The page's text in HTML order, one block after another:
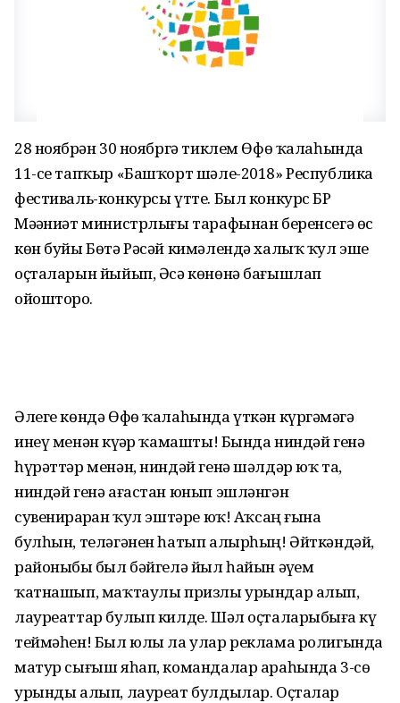
28 ноябрҙән 30 ноябргә тиклем Өфө ҡалаһында
11-се тапҡыр «Башҡорт шәле-2018» Республика
фестиваль-конкурсы үтте. Был конкурс БР
Мәҙәниәт министрлығы тарафынан беренсегә өс
көн буйы Бөтә Рәсәй кимәлендә халыҡ ҡул эше
оҫталарын йыйып, Әсә көнөнә бағышлап
ойошторҙо.
Әлеге көндә Өфө ҡалаһында үткән күргәҙмәгә
инеү менән күҙҙәр ҡамашты! Бында ниндәй генә
һүрәттәр менән, ниндәй генә шәлдәр юҡ та,
ниндәй генә ағастан юнып эшләнгән
сувенирҙарҙан ҡул эштәре юҡ! Аҡсаң ғына
булһын, теләгәнен һатып алырһың! Әйткәндәй,
районыбыҙ был бәйгелә йыл һайын әүҙем
ҡатнашып, маҡтаулы призлы урындар алып,
лауреаттар булып килде. Шәл оҫталарыбыҙға күҙ
теймәһен! Был юлы ла улар реклама ролигында
матур сығыш яһап, командалар араһында 3-сө
урынды алып, лауреат булдылар. Оҫталар